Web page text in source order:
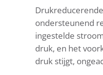
ondersteunend
ingestelde
druk, en het
druk stijgt,